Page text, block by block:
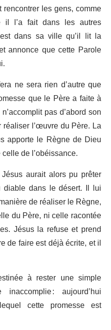
les gens, comme
l’a fait dans les autres
dans sa ville qu’il lit la
annonce que cette Parole
ne sera rien d’autre que
que le Père a faite à
pas d’abord son
l’œuvre du Père. La
apporte le Règne de Dieu
de l’obéissance.
aurait alors pu prêter
diable dans le désert. Il lui
de réaliser le Règne,
du Père, ni celle racontée
Jésus la refuse et prend
de faire est déjà écrite, et il
à rester une simple
: aujourd’hui
cette promesse est